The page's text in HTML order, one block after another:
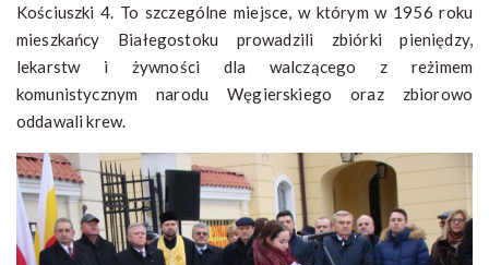
Kościuszki 4. To szczególne miejsce, w którym w 1956 roku
mieszkańcy Białegostoku prowadzili zbiórki pieniędzy,
lekarstw i żywności dla walczącego z reżimem
komunistycznym narodu Węgierskiego oraz zbiorowo
oddawali krew.